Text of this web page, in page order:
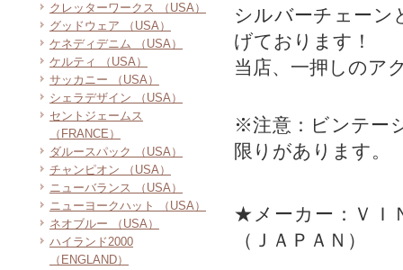
クレッターワークス （USA）
グッドウェア （USA）
ケネディデニム （USA）
ケルティ （USA）
サッカニー （USA）
シェラデザイン （USA）
セントジェームス
（FRANCE）
ダルースパック （USA）
チャンピオン （USA）
ニューバランス （USA）
ニューヨークハット （USA）
ネオブルー （USA）
ハイランド2000
（ENGLAND）
シルバーチェーン
げております！
当店、一押しのア
※注意：ビンテー
限りがあります。
★メーカー：ＶＩ
（ＪＡＰＡＮ）